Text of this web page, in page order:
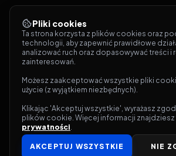
Pliki cookies
Ta strona korzysta z plików cookies oraz
technologii, aby zapewnić prawidłowe
analizować ruch oraz dopasowywać treści i
zainteresowań.
Możesz zaakceptować wszystkie pliki
użycie (z wyjątkiem niezbędnych).
Klikając 'Akceptuj wszystkie', wyrażasz
plików cookie. Więcej informacji znajdziesz
prywatności.
AKCEPTUJ WSZYSTKIE NIE